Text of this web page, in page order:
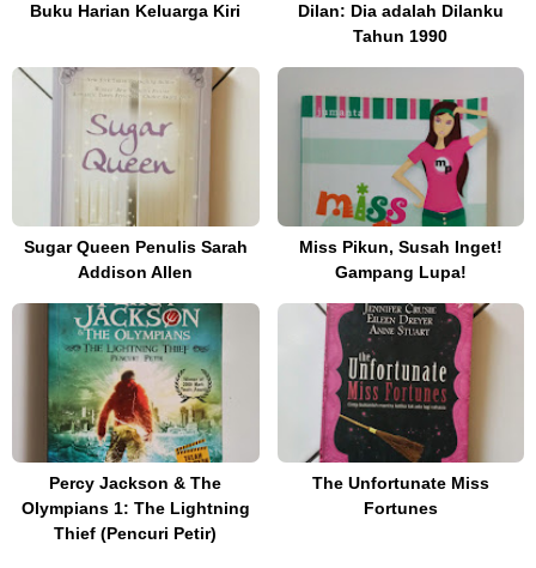
Buku Harian Keluarga Kiri
Dilan: Dia adalah Dilanku
Tahun 1990
Sugar Queen Penulis Sarah
Addison Allen
Miss Pikun, Susah Inget!
Gampang Lupa!
Percy Jackson & The
Olympians 1: The Lightning
Thief (Pencuri Petir)
The Unfortunate Miss
Fortunes